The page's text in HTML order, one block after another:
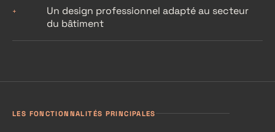
+
Un design professionnel adapté au secteur
du bâtiment
LES FONCTIONNALITÉS PRINCIPALES